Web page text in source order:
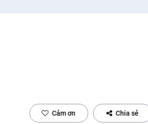
Cảm ơn Chia sẻ